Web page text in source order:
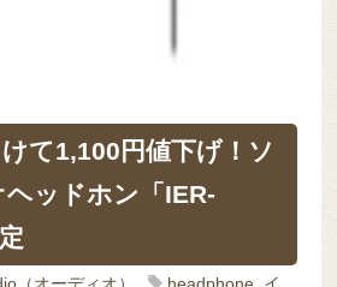
て1,100円値下げ！ソ
ッドホン「IER-
（オーディオ） headphone イ